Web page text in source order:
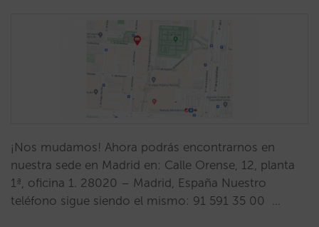
¡Nos mudamos! Ahora podrás encontrarnos en
nuestra sede en Madrid en: Calle Orense, 12, planta
1ª, oficina 1. 28020 – Madrid, España Nuestro
teléfono sigue siendo el mismo: 91 591 35 00 …